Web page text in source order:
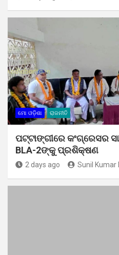
ମୋ ଓଡ଼ିଶା ରାଜନୀତି
ପଟ୍ଟାଙ୍ଗୀରେ କଂଗ୍ରେସର
BLA-2ଙ୍କୁ ପ୍ରଶିକ୍ଷଣ
2 days ago Sunil Kumar